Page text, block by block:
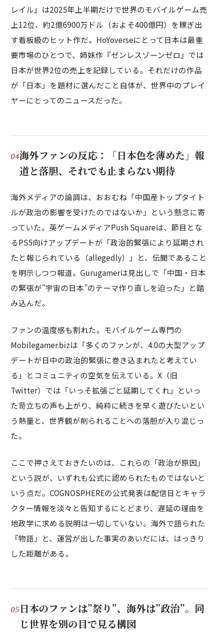
レイル』は2025年上半期だけで世界のモバイルゲーム売
上12位、約2億6900万ドル（およそ400億円）を稼ぎ出
す看板級のヒット作だ。HoYoverseにとって日本は最重
要市場のひとつで、姉妹作『ゼンレスゾーンゼロ』では
日本が世界2位の売上を記録している。それだけの作品
が「日本」を題材に選んだこと自体が、世界中のプレイ
ヤーにとってのニュースだった。
海外ファンの反応：「日本色を薄めた」報
道と落胆、それでも止まらない期待
海外メディアの論調は、おおむね「中国産トップタイト
ルが政治の影響を受けたのではないか」という懸念に寄
っていた。英ゲームメディアPush Squareは、節目とな
るPS5向けアップデートが「政治的緊張により延期され
たと報じられている（allegedly）」と、伝聞であること
を明示しつつ報道。Gurugamerは見出しで「中国・日本
の緊張が”宇宙の日本”のテーマ作り直しを迫った」と踏
み込んだ。
ファンの温度感も割れた。モバイルゲーム専門の
Mobilegamer.bizは「多くのファンが、4.0の大型アップ
デートが日中の政治的緊張に巻き込まれたと考えてい
る」とコミュニティの空気を伝えている。X（旧
Twitter）では「いっそ拡張ごと延期してくれ」といっ
た苛立ちの声も上がり、純粋に続きを早く遊びたいとい
う熱量と、世界観が削られることへの落胆が入り混じっ
た。
ここで押さえておきたいのは、これらの「政治が原因」
という説が、いずれも公式に認められたものではないと
いう点だ。COGNOSPHEREの公式発表は配信日とキャラ
クター情報を淡々と告知するにとどまり、遅延の理由を
地政学に求める説明は一切していない。海外で語られた
「物語」と、運営が出した事実のあいだには、はっきり
した距離がある。
日本のファンは”祭り”、海外は”政治”。同
じ世界を別の目で見る構図